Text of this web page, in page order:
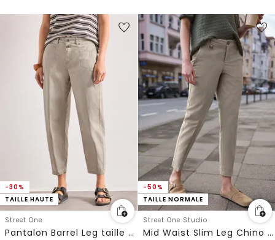
-30%
TAILLE HAUTE
Street One
Pantalon Barrel Leg taille haute
-50%
TAILLE NORMALE
Street One Studio
Mid Waist Slim Leg Chino en Casual Fit